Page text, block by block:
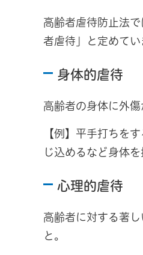
高齢者虐待防止法
者虐待」と定めてい
身体的虐待
高齢者の身体に外
【例】平手打ちを
じ込めるなど身体
心理的虐待
高齢者に対する著
と。